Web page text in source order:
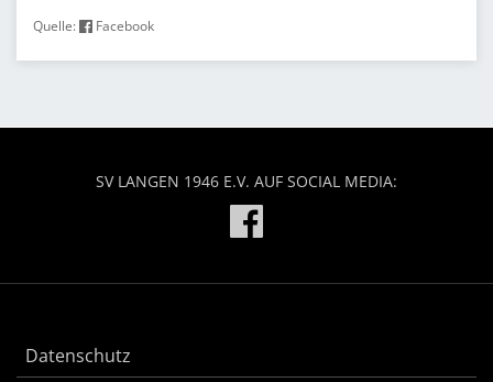
Quelle: Facebook
SV LANGEN 1946 E.V. AUF SOCIAL MEDIA:
Datenschutz